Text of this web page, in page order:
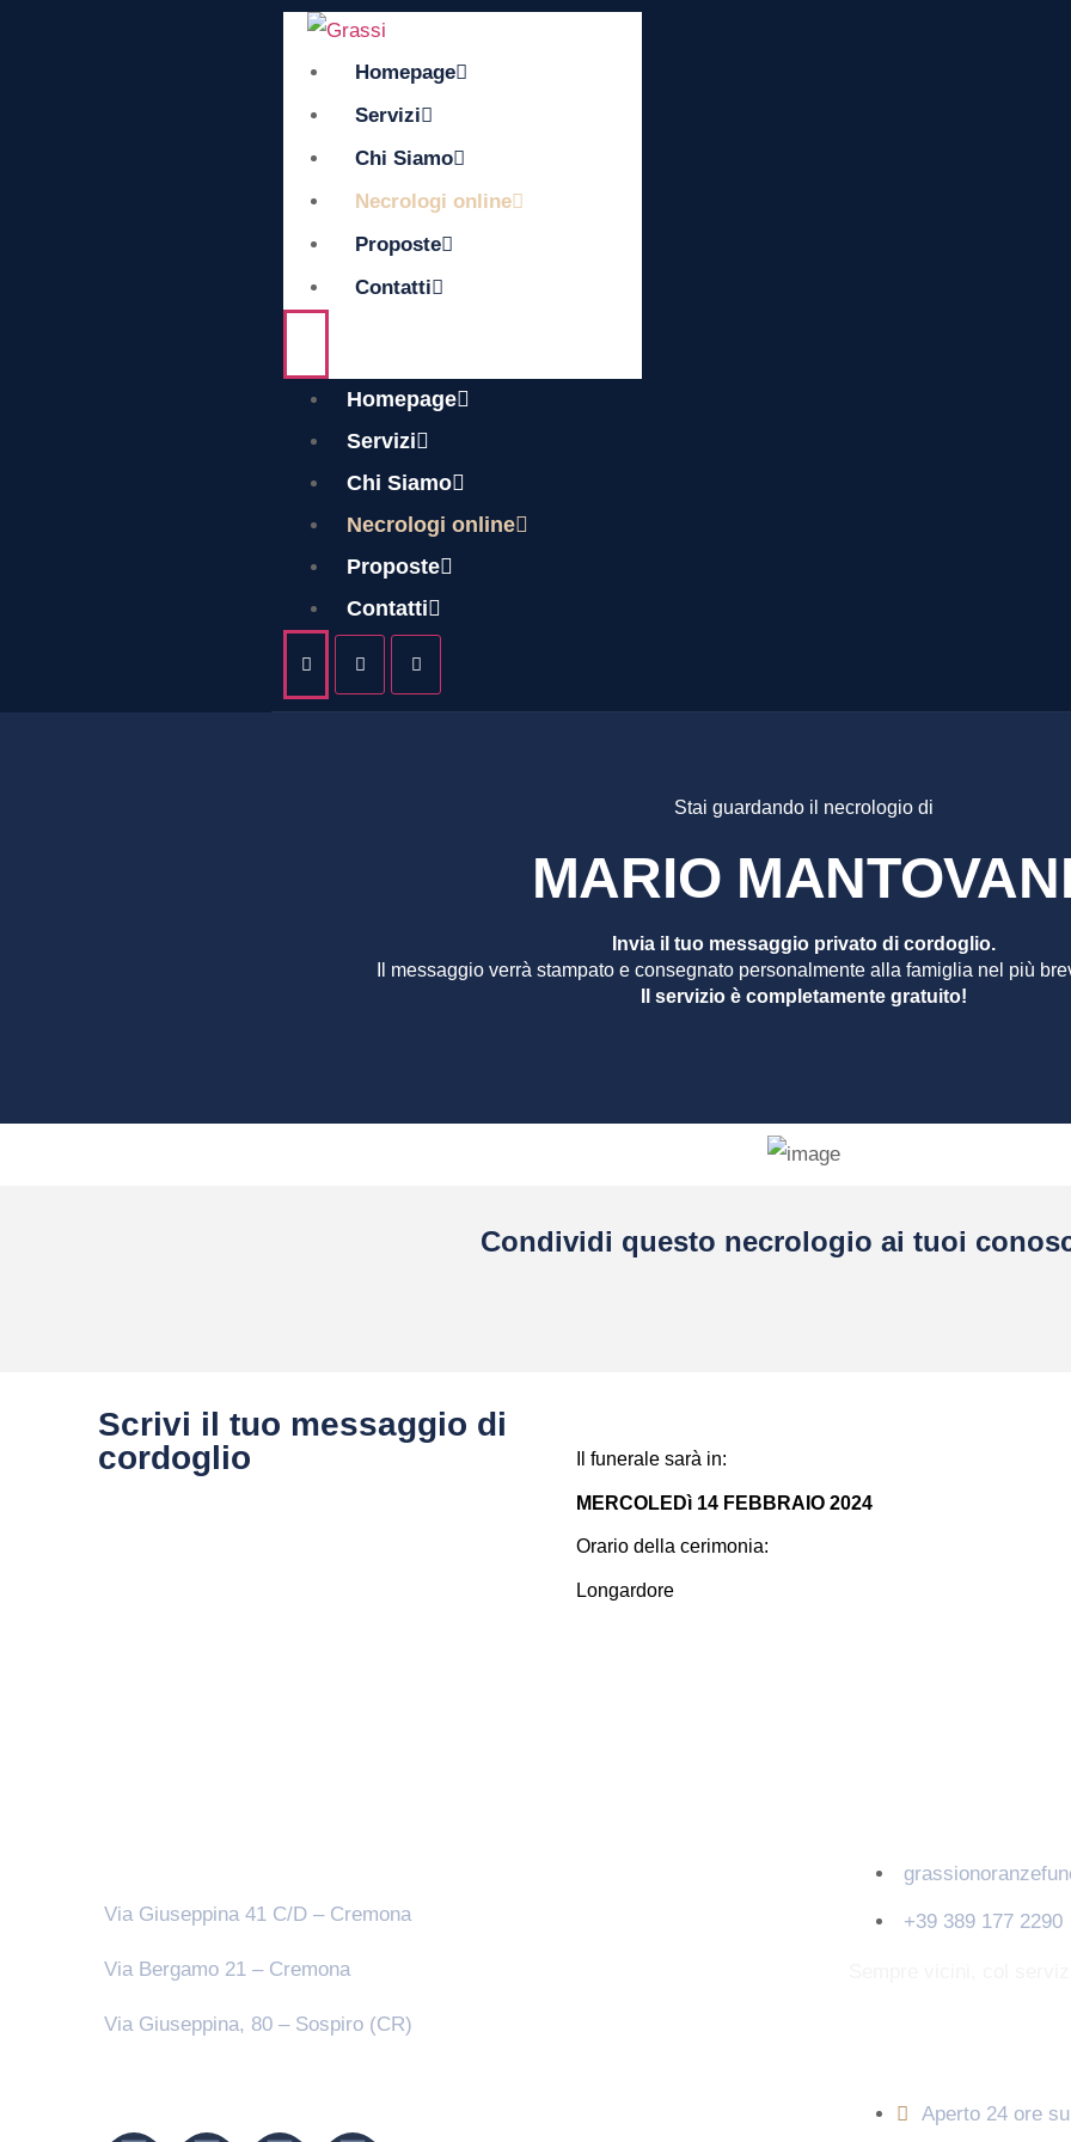
Homepage
Servizi
Chi Siamo
Necrologi online
Proposte
Contatti
Homepage
Servizi
Chi Siamo
Necrologi online
Proposte
Contatti
MARIO
Stai guardando il necrologio di
MARIO
Invia il tuo messaggio privato di cordoglio.
Il messaggio verrà stampato e consegnato personalmente alla famiglia nel più
Il servizio è completamente gratuito!
Condividi questo necrologio ai tuoi
Scrivi il tuo messaggio di
cordoglio
Il funerale sarà in:
MERCOLEDì 14 FEBBRAIO 2024
Orario della cerimonia:
Longardore
Via Giuseppina 41 C/D – Cremona
Via Bergamo 21 – Cremona
Via Giuseppina, 80 – Sospiro (CR)
+39 389 177 2290
Aperto 24 ore